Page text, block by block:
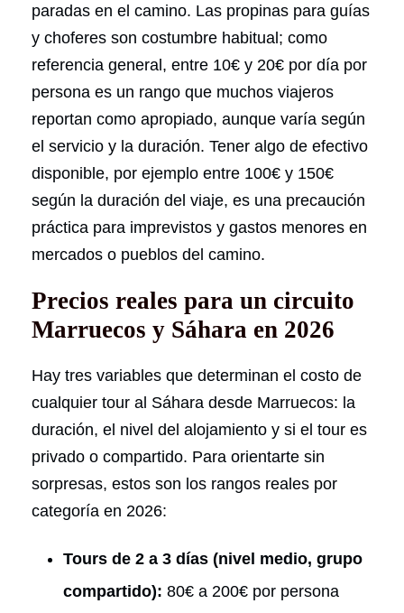
paradas en el camino. Las propinas para guías
y choferes son costumbre habitual; como
referencia general, entre 10€ y 20€ por día por
persona es un rango que muchos viajeros
reportan como apropiado, aunque varía según
el servicio y la duración. Tener algo de efectivo
disponible, por ejemplo entre 100€ y 150€
según la duración del viaje, es una precaución
práctica para imprevistos y gastos menores en
mercados o pueblos del camino.
Precios reales para un circuito
Marruecos y Sáhara en 2026
Hay tres variables que determinan el costo de
cualquier tour al Sáhara desde Marruecos: la
duración, el nivel del alojamiento y si el tour es
privado o compartido. Para orientarte sin
sorpresas, estos son los rangos reales por
categoría en 2026:
Tours de 2 a 3 días (nivel medio, grupo
compartido): 80€ a 200€ por persona